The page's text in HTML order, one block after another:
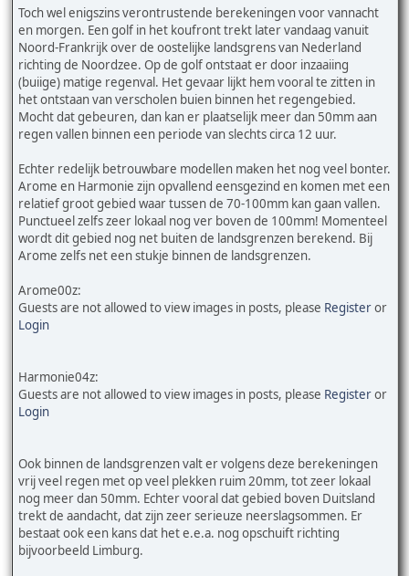
Toch wel enigszins verontrustende berekeningen voor vannacht
en morgen. Een golf in het koufront trekt later vandaag vanuit
Noord-Frankrijk over de oostelijke landsgrens van Nederland
richting de Noordzee. Op de golf ontstaat er door inzaaiing
(buiige) matige regenval. Het gevaar lijkt hem vooral te zitten in
het ontstaan van verscholen buien binnen het regengebied.
Mocht dat gebeuren, dan kan er plaatselijk meer dan 50mm aan
regen vallen binnen een periode van slechts circa 12 uur.
Echter redelijk betrouwbare modellen maken het nog veel bonter.
Arome en Harmonie zijn opvallend eensgezind en komen met een
relatief groot gebied waar tussen de 70-100mm kan gaan vallen.
Punctueel zelfs zeer lokaal nog ver boven de 100mm! Momenteel
wordt dit gebied nog net buiten de landsgrenzen berekend. Bij
Arome zelfs net een stukje binnen de landsgrenzen.
Arome00z:
Guests are not allowed to view images in posts, please Registeror
Login
Harmonie04z:
Guests are not allowed to view images in posts, please Registeror
Login
Ook binnen de landsgrenzen valt er volgens deze berekeningen
vrij veel regen met op veel plekken ruim 20mm, tot zeer lokaal
nog meer dan 50mm. Echter vooral dat gebied boven Duitsland
trekt de aandacht, dat zijn zeer serieuze neerslagsommen. Er
bestaat ook een kans dat het e.e.a. nog opschuift richting
bijvoorbeeld Limburg.